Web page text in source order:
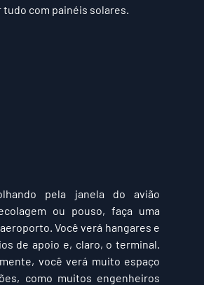
tudo com painéis solares.
pela janela do avião
ou pouso, faça uma
Você verá hangares e
de apoio e, claro, o terminal.
você verá muito espaço
como muitos engenheiros